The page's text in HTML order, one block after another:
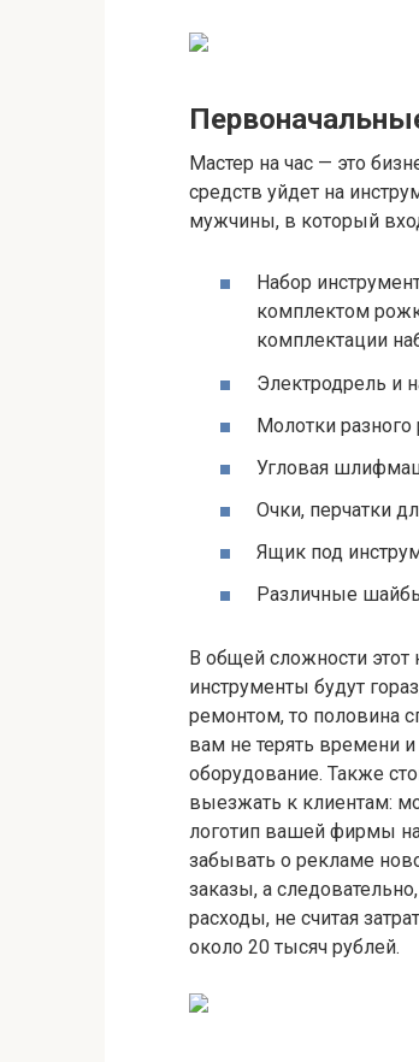
Мастер на час — это
средств уйдет на
мужчины, в который
Набор
комплектом
комплектации
Электродрель и
Молотки
Угловая
Очки, перчатки
Ящик под
Различные
В общей сложности
инструменты будут
ремонтом, то половина
вам не терять времени
оборудование. Также
выезжать к клиентам:
логотип вашей фирмы
забывать о рекламе
заказы, а
расходы, не считая
около 20 тысяч рублей.